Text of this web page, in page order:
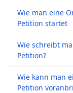
Wie man eine
Petition startet
Wie schreibt
Petition?
Wie kann man
Petition